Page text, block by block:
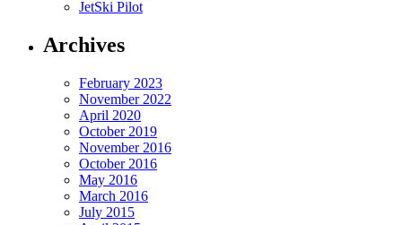
JetSki Pilot
Archives
February 2023
November 2022
April 2020
October 2019
November 2016
October 2016
May 2016
March 2016
July 2015